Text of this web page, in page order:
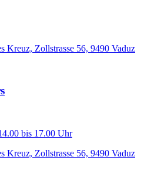
Kreuz, Zollstrasse 56, 9490 Vaduz
bis 17.00 Uhr
Kreuz, Zollstrasse 56, 9490 Vaduz